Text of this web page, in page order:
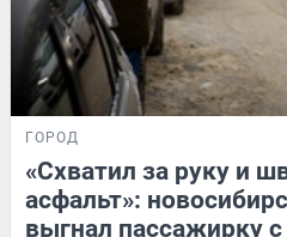
ГОРОД
«Схватил за руку и
асфальт»:
выгнал пассажирку